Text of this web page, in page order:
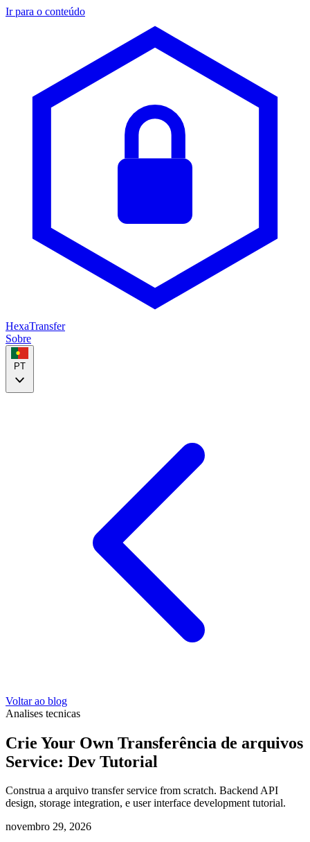
Ir para o conteúdo
HexaTransfer
Sobre
PT
Voltar ao blog
Analises tecnicas
Crie Your Own Transferência de arquivos
Service: Dev Tutorial
Construa a arquivo transfer service from scratch. Backend API
design, storage integration, e user interface development tutorial.
novembro 29, 2026